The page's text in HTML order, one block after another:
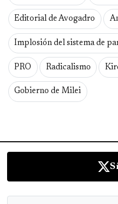
Editorial de Avogadro
Implosión del sistema de
PRO Radicalismo
Gobierno de Milei